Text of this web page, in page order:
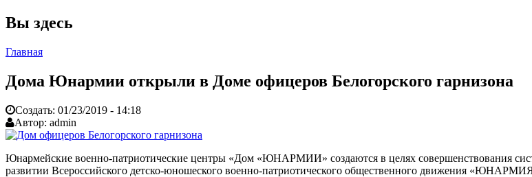
Вы здесь
Главная
Дома Юнармии открыли в Доме офицеров Белогорского гарнизона
Создать: 01/23/2019 - 14:18
Автор: admin
Юнармейские военно-патриотические центры «Дом «ЮНАРМИИ» создаются в целях совершенствования
развитии Всероссийского детско-юношеского военно-патриотического общественного движения